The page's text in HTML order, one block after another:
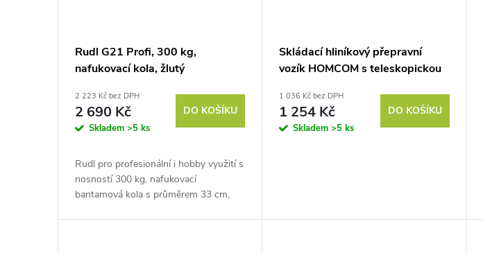
Rudl G21 Profi, 300 kg,
nafukovací kola, žlutý
2 223 Kč bez DPH
2 690 Kč
Skladem >5 ks
DO KOŠÍKU
Rudl pro profesionální i hobby využití s
nosností 300 kg, nafukovací
bantamová kola s průměrem 33 cm,
Skládací hliníkový přepravní
vozík HOMCOM s teleskopickou
100 cm
1 036 Kč bez DPH
1 254 Kč
Skladem>5 ks
DO KOŠÍKU